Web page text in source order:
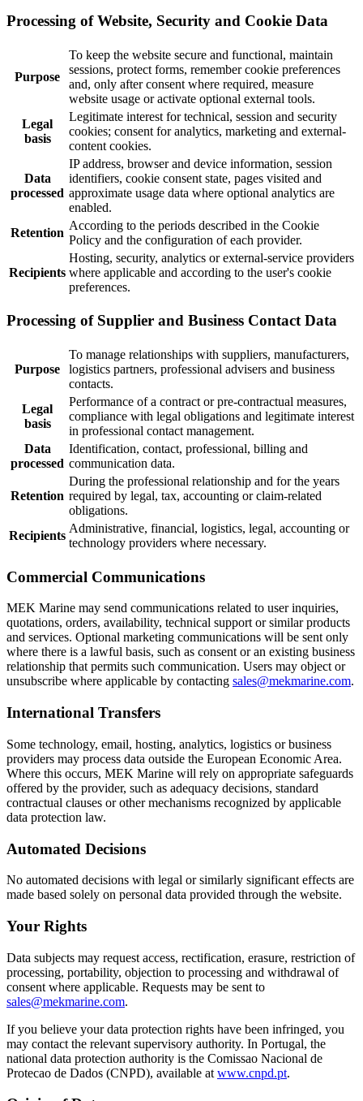
Processing of Website, Security and Cookie Data
Purpose
To keep the website secure and functional, maintain
sessions, protect forms, remember cookie preferences
and, only after consent where required, measure
website usage or activate optional external tools.
Legal
basis
Legitimate interest for technical, session and security
cookies; consent for analytics, marketing and external-
content cookies.
Data
processed
IP address, browser and device information, session
identifiers, cookie consent state, pages visited and
approximate usage data where optional analytics are
enabled.
Retention
According to the periods described in the Cookie
Policy and the configuration of each provider.
Recipients
Hosting, security, analytics or external-service providers
where applicable and according to the user's cookie
preferences.
Processing of Supplier and Business Contact Data
Purpose
To manage relationships with suppliers, manufacturers,
logistics partners, professional advisers and business
contacts.
Legal
basis
Performance of a contract or pre-contractual measures,
compliance with legal obligations and legitimate interest
in professional contact management.
Data
processed
Identification, contact, professional, billing and
communication data.
Retention
During the professional relationship and for the years
required by legal, tax, accounting or claim-related
obligations.
Recipients
Administrative, financial, logistics, legal, accounting or
technology providers where necessary.
Commercial Communications
MEK Marine may send communications related to user inquiries,
quotations, orders, availability, technical support or similar products
and services. Optional marketing communications will be sent only
where there is a lawful basis, such as consent or an existing business
relationship that permits such communication. Users may object or
unsubscribe where applicable by contacting sales@mekmarine.com.
International Transfers
Some technology, email, hosting, analytics, logistics or business
providers may process data outside the European Economic Area.
Where this occurs, MEK Marine will rely on appropriate safeguards
offered by the provider, such as adequacy decisions, standard
contractual clauses or other mechanisms recognized by applicable
data protection law.
Automated Decisions
No automated decisions with legal or similarly significant effects are
made based solely on personal data provided through the website.
Your Rights
Data subjects may request access, rectification, erasure, restriction of
processing, portability, objection to processing and withdrawal of
consent where applicable. Requests may be sent to
sales@mekmarine.com.
If you believe your data protection rights have been infringed, you
may contact the relevant supervisory authority. In Portugal, the
national data protection authority is the Comissao Nacional de
Protecao de Dados (CNPD), available at www.cnpd.pt.